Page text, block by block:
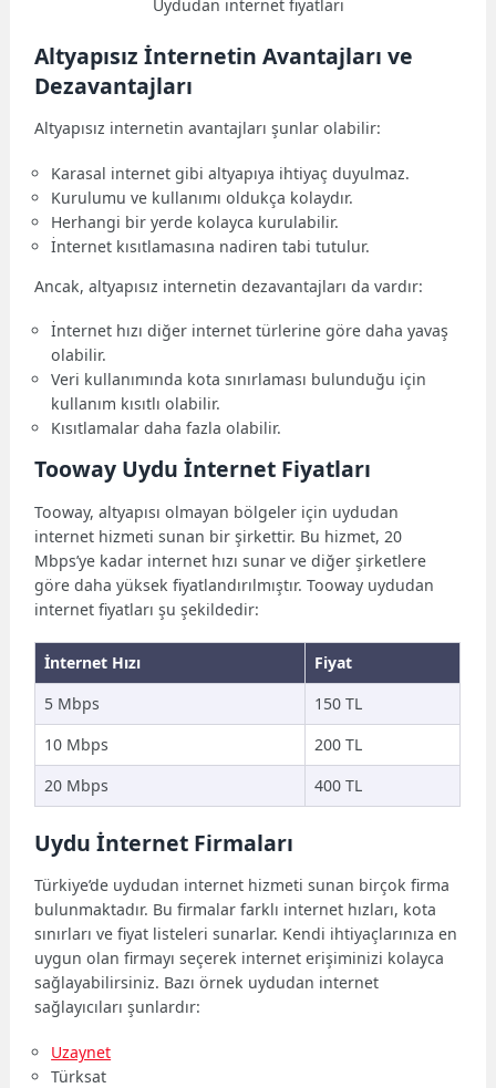
Uydudan internet fiyatları
Altyapısız İnternetin Avantajları ve
Dezavantajları
Altyapısız internetin avantajları şunlar olabilir:
Karasal internet gibi altyapıya ihtiyaç duyulmaz.
Kurulumu ve kullanımı oldukça kolaydır.
Herhangi bir yerde kolayca kurulabilir.
İnternet kısıtlamasına nadiren tabi tutulur.
Ancak, altyapısız internetin dezavantajları da vardır:
İnternet hızı diğer internet türlerine göre daha yavaş
olabilir.
Veri kullanımında kota sınırlaması bulunduğu için
kullanım kısıtlı olabilir.
Kısıtlamalar daha fazla olabilir.
Tooway Uydu İnternet Fiyatları
Tooway, altyapısı olmayan bölgeler için uydudan
internet hizmeti sunan bir şirkettir. Bu hizmet, 20
Mbps’ye kadar internet hızı sunar ve diğer şirketlere
göre daha yüksek fiyatlandırılmıştır. Tooway uydudan
internet fiyatları şu şekildedir:
İnternet Hızı
Fiyat
5 Mbps
150 TL
10 Mbps
200 TL
20 Mbps
400 TL
Uydu İnternet Firmaları
Türkiye’de uydudan internet hizmeti sunan birçok firma
bulunmaktadır. Bu firmalar farklı internet hızları, kota
sınırları ve fiyat listeleri sunarlar. Kendi ihtiyaçlarınıza en
uygun olan firmayı seçerek internet erişiminizi kolayca
sağlayabilirsiniz. Bazı örnek uydudan internet
sağlayıcıları şunlardır:
Uzaynet
Türksat